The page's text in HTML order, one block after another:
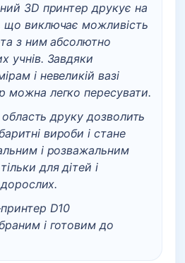
3D принтер друкує на
що виключає можливість
з ним абсолютно
учнів. Завдяки
і невеликій вазі
можна легко пересувати.
друку дозволить
вироби і стане
і розважальним
для дітей і
дорослих.
D10
і готовим до